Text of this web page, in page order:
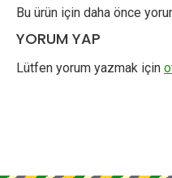
Bu ürün için daha önce
YORUM YAP
Lütfen yorum yazmak için